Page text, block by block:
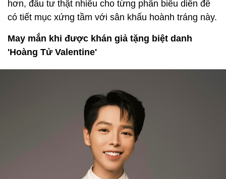
hơn, đầu tư thật nhiều cho từng phần biểu diễn để
có tiết mục xứng tầm với sân khấu hoành tráng này.
May mắn khi được khán giả tặng biệt danh
'Hoàng Tử Valentine'